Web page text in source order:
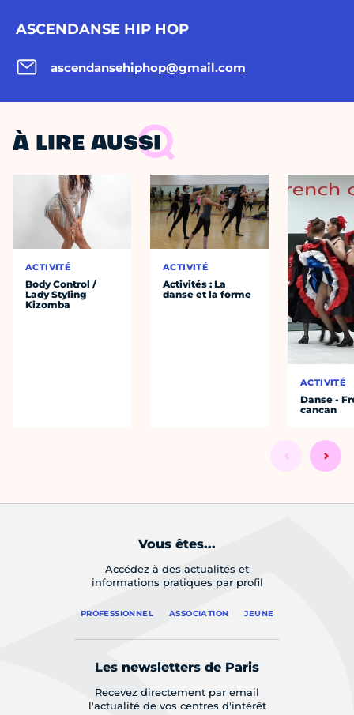
ASCENDANSE HIP HOP
ascendansehiphop@gmail.com
À LIRE AUSSI
ACTIVITÉ
Body Control /
Lady Styling
Kizomba
ACTIVITÉ
Activités : La
danse et la forme
ACTIVITÉ
Danse -
cancan
Vous êtes...
Accédez à des actualités et
informations pratiques par profil
PROFESSIONNEL ASSOCIATION JEUNE
Les newsletters de Paris
Recevez directement par email
l'actualité de vos centres d'intérêt